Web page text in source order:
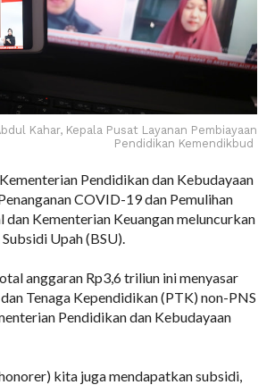
Kahar, Kepala Pusat Layanan Pembiayaan
Pendidikan Kemendikbud
Pendidikan dan Kebudayaan
COVID-19 dan Pemulihan
dan Kementerian Keuangan meluncurkan
Upah (BSU).
anggaran Rp3,6 triliun ini menyasar
Tenaga Kependidikan (PTK) non-PNS
Pendidikan dan Kebudayaan
kita juga mendapatkan subsidi,